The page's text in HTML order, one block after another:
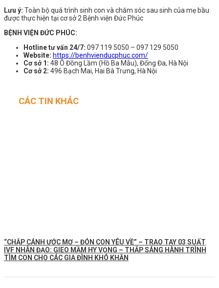
Lưu ý: Toàn bộ quá trình sinh con và chăm sóc sau sinh của mẹ bầu
được thực hiện tại cơ sở 2 Bệnh viện Đức Phúc
BỆNH VIỆN ĐỨC PHÚC:
Hotline tư vấn 24/7: 097 119 5050 – 097 129 5050
Website: https://benhvienducphuc.com/
Cơ sở 1: 48 Ô Đồng Lầm (Hồ Ba Mẫu), Đống Đa, Hà Nội
Cơ sở 2: 496 Bạch Mai, Hai Bà Trưng, Hà Nội
CÁC TIN KHÁC
“CHẮP CÁNH ƯỚC MƠ – ĐÓN CON YÊU VỀ” – TRAO TAY 03 SUẤT
IVF NHÂN ĐẠO: GIEO MẦM HY VỌNG – THẮP SÁNG HÀNH TRÌNH
TÌM CON CHO CÁC GIA ĐÌNH KHÓ KHĂN